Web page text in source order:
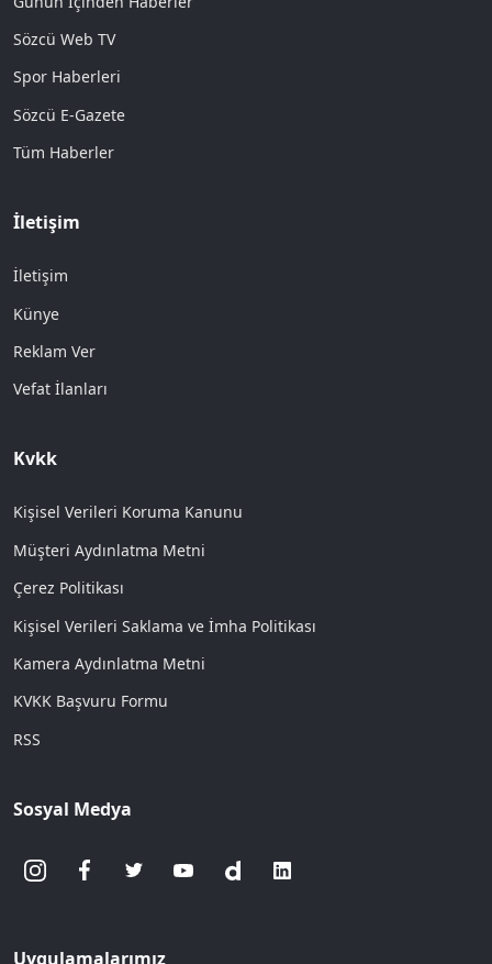
Sözcü Web TV
Spor Haberleri
Sözcü E-Gazete
Tüm Haberler
İletişim
İletişim
Künye
Reklam Ver
Vefat İlanları
Kvkk
Kişisel Verileri Koruma Kanunu
Müşteri Aydınlatma Metni
Çerez Politikası
Kişisel Verileri Saklama ve İmha Politikası
Kamera Aydınlatma Metni
KVKK Başvuru Formu
RSS
Sosyal Medya
Uygulamalarımız